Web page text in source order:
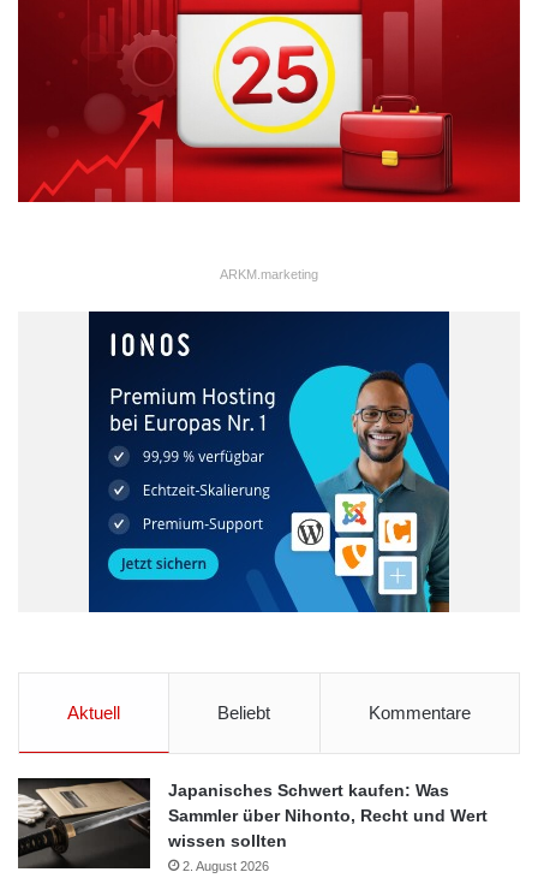
ARKM.marketing
Aktuell Beliebt Kommentare
Japanisches Schwert kaufen: Was
Sammler über Nihonto, Recht und Wert
wissen sollten
2. August 2026